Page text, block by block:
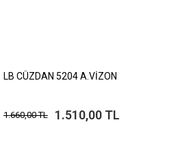
LB CÜZDAN 5204 A.VİZON
1.660,00 TL 1.510,00 TL